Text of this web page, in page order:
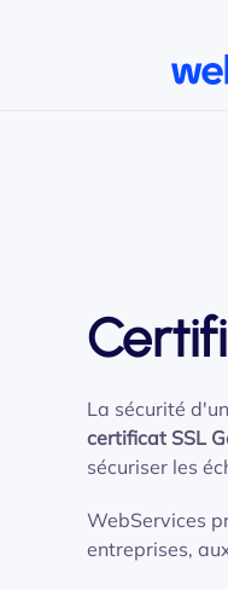
Accéder au
La sécurité
certificat SSL
sécuriser les
WebServices
entreprises,